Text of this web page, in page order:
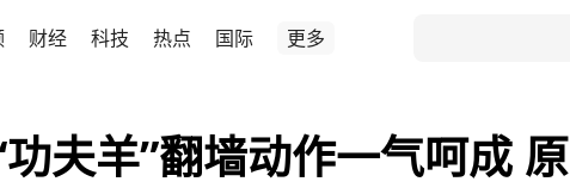
财经 科技 热点 国际 更多
夫羊”翻墙动作一气呵成 原